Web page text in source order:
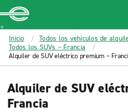
MAIN
CONTENT
Enterprise
Inicio
Todos los vehículos de
Todos los SUVs – Francia
Alquiler de SUV eléctrico premium –
Alquiler de SUV
Francia